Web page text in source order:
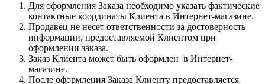
Для оформления Заказа необходимо указать фактические
контактные координаты Клиента в Интернет-магазине.
Продавец не несет ответственности за достоверность
информации, предоставляемой Клиентом при
оформлении заказа.
Заказ Клиента может быть оформлен в Интернет-
магазине.
После оформления Заказа Клиенту предоставляется